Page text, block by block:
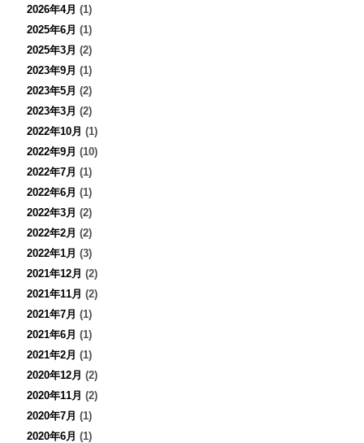
2026年4月 (1)
2025年6月 (1)
2025年3月 (2)
2023年9月 (1)
2023年5月 (2)
2023年3月 (2)
2022年10月 (1)
2022年9月 (10)
2022年7月 (1)
2022年6月 (1)
2022年3月 (2)
2022年2月 (2)
2022年1月 (3)
2021年12月 (2)
2021年11月 (2)
2021年7月 (1)
2021年6月 (1)
2021年2月 (1)
2020年12月 (2)
2020年11月 (2)
2020年7月 (1)
2020年6月 (1)